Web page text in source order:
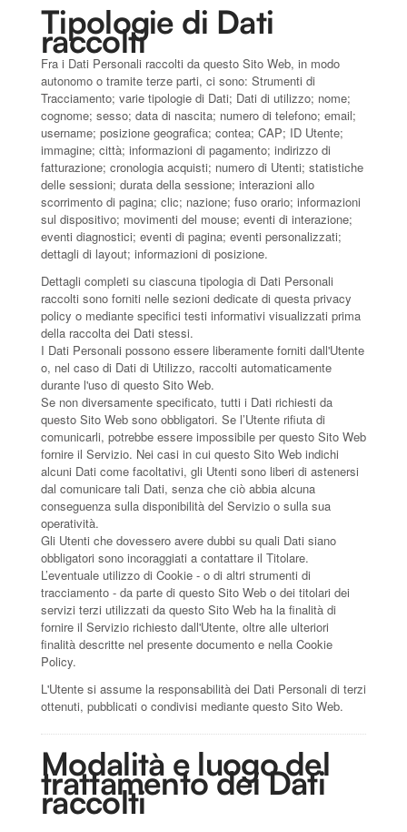
Tipologie di Dati
raccolti
Fra i Dati Personali raccolti da questo Sito Web, in modo
autonomo o tramite terze parti, ci sono: Strumenti di
Tracciamento; varie tipologie di Dati; Dati di utilizzo; nome;
cognome; sesso; data di nascita; numero di telefono; email;
username; posizione geografica; contea; CAP; ID Utente;
immagine; città; informazioni di pagamento; indirizzo di
fatturazione; cronologia acquisti; numero di Utenti; statistiche
delle sessioni; durata della sessione; interazioni allo
scorrimento di pagina; clic; nazione; fuso orario; informazioni
sul dispositivo; movimenti del mouse; eventi di interazione;
eventi diagnostici; eventi di pagina; eventi personalizzati;
dettagli di layout; informazioni di posizione.
Dettagli completi su ciascuna tipologia di Dati Personali
raccolti sono forniti nelle sezioni dedicate di questa privacy
policy o mediante specifici testi informativi visualizzati prima
della raccolta dei Dati stessi.
I Dati Personali possono essere liberamente forniti dall'Utente
o, nel caso di Dati di Utilizzo, raccolti automaticamente
durante l'uso di questo Sito Web.
Se non diversamente specificato, tutti i Dati richiesti da
questo Sito Web sono obbligatori. Se l’Utente rifiuta di
comunicarli, potrebbe essere impossibile per questo Sito Web
fornire il Servizio. Nei casi in cui questo Sito Web indichi
alcuni Dati come facoltativi, gli Utenti sono liberi di astenersi
dal comunicare tali Dati, senza che ciò abbia alcuna
conseguenza sulla disponibilità del Servizio o sulla sua
operatività.
Gli Utenti che dovessero avere dubbi su quali Dati siano
obbligatori sono incoraggiati a contattare il Titolare.
L’eventuale utilizzo di Cookie - o di altri strumenti di
tracciamento - da parte di questo Sito Web o dei titolari dei
servizi terzi utilizzati da questo Sito Web ha la finalità di
fornire il Servizio richiesto dall'Utente, oltre alle ulteriori
finalità descritte nel presente documento e nella Cookie
Policy.
L'Utente si assume la responsabilità dei Dati Personali di terzi
ottenuti, pubblicati o condivisi mediante questo Sito Web.
Modalità e luogo del
trattamento dei Dati
raccolti